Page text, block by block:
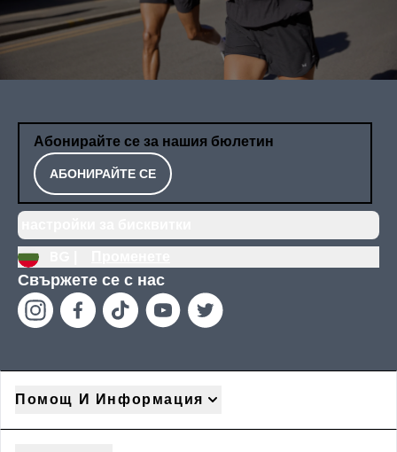
Абонирайте се за нашия бюлетин
АБОНИРАЙТЕ СЕ
Свържете се с нас
Помощ И Информация